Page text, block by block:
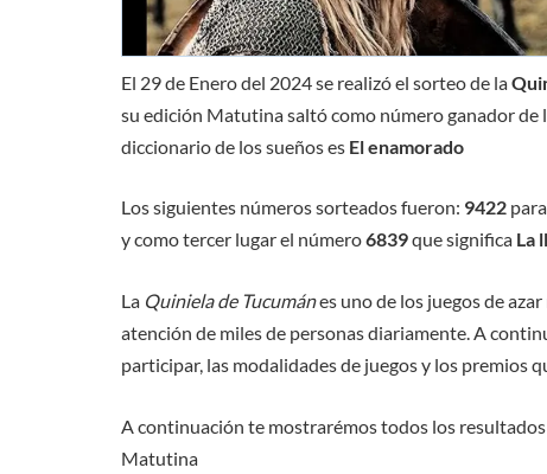
El 29 de Enero del 2024 se realizó el sorteo de la
su edición Matutina saltó como número ganador de
diccionario de los sueños es El enamorado
Los siguientes números sorteados fueron: 9422
y como tercer lugar el número6839que significa La
La Quiniela de Tucumánes uno de los juegos de
atención de miles de personas diariamente. A
participar, las modalidades de juegos y los premios
A continuación te mostrarémos todos los
Matutina